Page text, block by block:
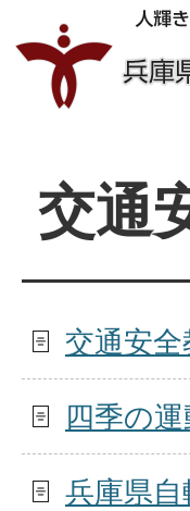
交通
交通安全
四季の運
兵庫県